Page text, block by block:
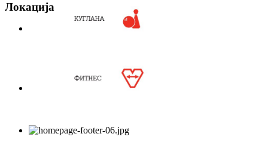
Локација